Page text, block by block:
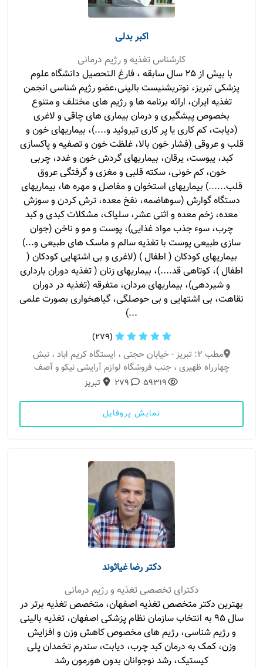
اکبر بدلی
کارشناس تغذیه و رژیم درمانی
با بیش از 25 سال سابقه ، فارغ التحصیل دانشگاه علوم
پزشکی تبریز، نوتریشنیست بالینی،عضو رژیم شناسی انجمن
تغذیه ایران، ارائه برنامه ها و رژیم های مختلف و متنوع
بخصوص پیشگیری و درمان بیماری های چاقی و لاغری
(دیابت، کم کاری یا پر کاری تیروئید و....)، بیماریهای خون و
قلب و عروقی (فشار خون بالا، غلظت خون و تصفیه و پاکسازی
کبد، یبوست، یرقان، بیماریهای گردش خون و غدد، چربی
خون، کم خونی، سکته قلبی و مغزی و گرفتگی عروق
قلب......) بیماریهای استخوان و مفاصل و مهره ها، بیماریهای
دستگاه گوارش (سوهاضمه، نفخ معده، ترش کردن و سوزش
معده، زخم معده و اثنی عشر، سلیاک، مشکلات کبدی و کبد
چرب، سوء جذب مواد غذایی)، پوست و مو و ناخن (جوان
سازی طبیعی پوست با تغذیه سالم و ماسک های طبیعی و...)
بیماریهای کودکان ( اطفال ) (لاغری و بی اشتهایی کودکان (
اطفال )، کوتاهی قد....)، بیماریهای زنان ( تغذیه دوران بارداری
و شیردهی)، بیماریهای مردان، متفرقه (تغذیه در دوران
نقاهت، بی اشتهایی و بی حوصلگی، گیاهخواری بصورت علمی
...)
(279)
مطب 2: تبریز - خیابان حجتی ، ایستگاه کریم اباد ، نبش
چهارراه ظهیری ، جنب فروشگاه لوازم آرایشی نیکو و آصف
59319
279 تبریز
نمایش پروفایل
دکتر رضا غیاثوند
دکترای تخصصی تغذیه و رژیم درمانی
بهترین دکتر متخصص تغذیه اصفهان، متخصص تغذیه برتر در
سال ۹۵ به انتخاب سازمان نظام پزشکی اصفهان، تغذیه بالینی
و رژیم شناسی، رژیم های مخصوص کاهش وزن و افزایش
وزن، کمک به درمان کبد چرب، دیابت، سندرم تخمدان پلی
کیستیک، رشد نوجوانان بدون هورمون رشد